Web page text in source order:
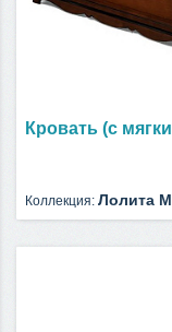
Кровать (с
Коллекция: Лолита